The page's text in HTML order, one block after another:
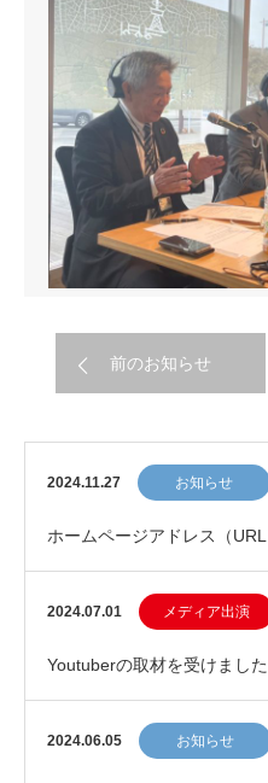
前のお知らせ
2024.11.27 お知らせ
ホームページアドレス（
2024.07.01 メディア出演
Youtuberの取材を受けまし
港店）
2024.06.05 お知らせ